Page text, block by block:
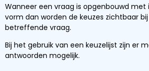
Wanneer een vraag is opgenbouwd met
vorm dan worden de keuzes zichtbaar
betreffende vraag.
Bij het gebruik van een keuzelijst zijn er
antwoorden mogelijk.